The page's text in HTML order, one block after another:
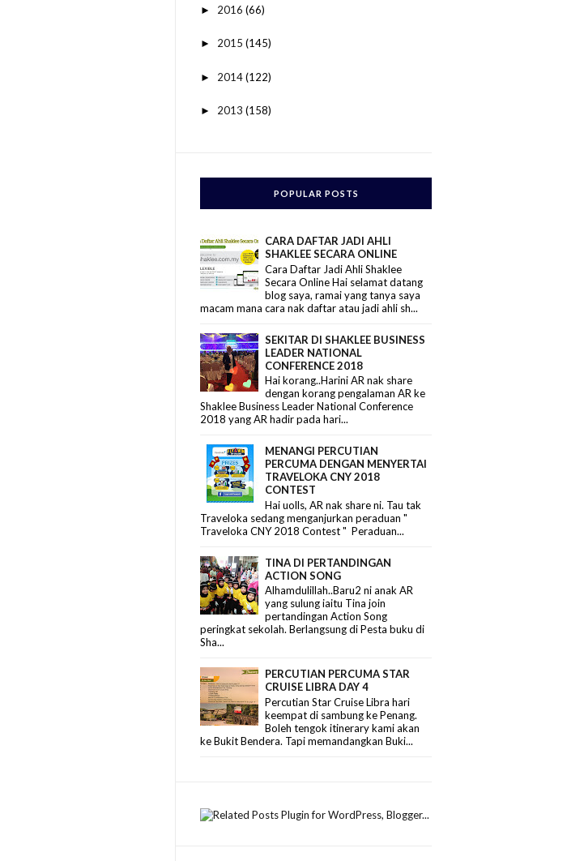
► 2016(66)
► 2015(145)
► 2014(122)
► 2013(158)
POPULAR POSTS
CARA DAFTAR JADI AHLI
SHAKLEE SECARA ONLINE
Cara Daftar Jadi Ahli Shaklee
Secara Online Hai selamat datang
blog saya, ramai yang tanya saya
macam mana cara nak daftar atau jadi ahli sh...
SEKITAR DI SHAKLEE BUSINESS
LEADER NATIONAL
CONFERENCE 2018
Hai korang..Harini AR nak share
dengan korang pengalaman AR ke
Shaklee Business Leader National Conference
2018 yang AR hadir pada hari...
MENANGI PERCUTIAN
PERCUMA DENGAN MENYERTAI
TRAVELOKA CNY 2018
CONTEST
Hai uolls, AR nak share ni. Tau tak
Traveloka sedang menganjurkan peraduan "
Traveloka CNY 2018 Contest " Peraduan...
TINA DI PERTANDINGAN
ACTION SONG
Alhamdulillah..Baru2 ni anak AR
yang sulung iaitu Tina join
pertandingan Action Song
peringkat sekolah. Berlangsung di Pesta buku di
Sha...
PERCUTIAN PERCUMA STAR
CRUISE LIBRA DAY 4
Percutian Star Cruise Libra hari
keempat di sambung ke Penang.
Boleh tengok itinerary kami akan
ke Bukit Bendera. Tapi memandangkan Buki...